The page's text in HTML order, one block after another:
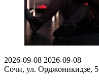
2026-09-08 2026-09-08
Сочи, ул. Орджоникидзе, 5